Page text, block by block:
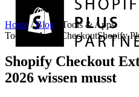
Home / Blog
Tools & Apps
Tools & Apps
CheckoutShopify
Shopify Checkout
2026 wissen musst